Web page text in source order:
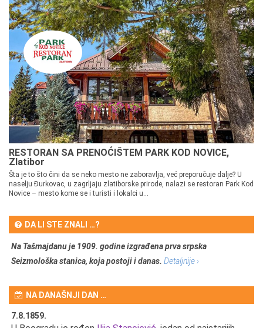
RESTORAN SA PRENOĆIŠTEM PARK KOD NOVICE,
Zlatibor
Šta je to što čini da se neko mesto ne zaboravlja, već preporučuje dalje? U
naselju Đurkovac, u zagrljaju zlatiborske prirode, nalazi se restoran Park Kod
Novice – mesto kome se i turisti i lokalci u...
DA LI STE ZNALI …?
Na Tašmajdanu je 1909. godine izgrađena prva srpska
Seizmološka stanica, koja postoji i danas. Detaljnije ›
NA DANAŠNJI DAN …
7.8.1859.